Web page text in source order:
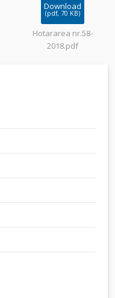
Download
(pdf, 70 KB)
Hotararea nr.58-
2018.pdf